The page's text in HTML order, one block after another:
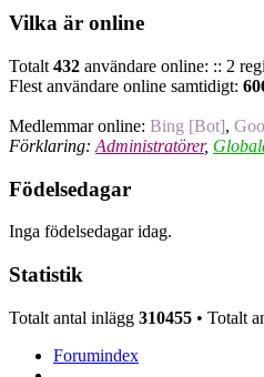
Vilka är online
Totalt 432 användare online: :: 2
Flest användare online samtidigt:
Medlemmar online: Bing [Bot],
Förklaring: Administratörer,
Födelsedagar
Inga födelsedagar idag.
Statistik
Totalt antal inlägg 310455 • Totalt
Forumindex